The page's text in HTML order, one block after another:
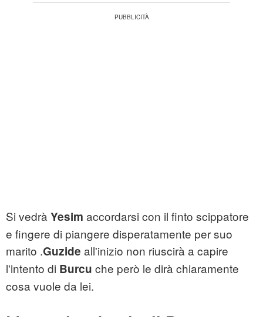
Si vedrà Yesim accordarsi con il finto scippatore
e fingere di piangere disperatamente per suo
marito .Guzide all'inizio non riuscirà a capire
l'intento di Burcu che però le dirà chiaramente
cosa vuole da lei.